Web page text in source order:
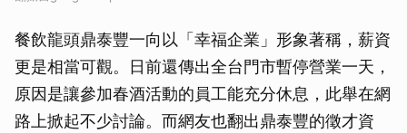
餐飲龍頭鼎泰豐一向以「幸福企業」形象著稱，薪資
更是相當可觀。日前還傳出全台門市暫停營業一天，
原因是讓參加春酒活動的員工能充分休息，此舉在網
路上掀起不少討論。而網友也翻出鼎泰豐的徵才資